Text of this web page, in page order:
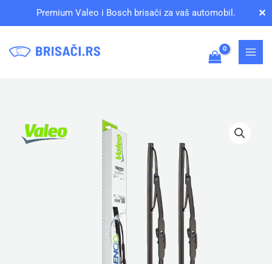
Premium Valeo i Bosch brisači za vaš automobil. ✕